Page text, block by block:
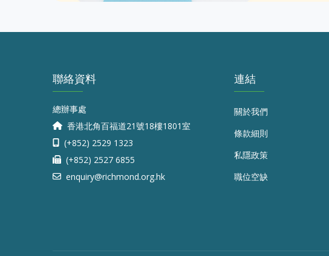
聯絡資料
總辦事處
香港北角百福道21號18樓1801室
(+852) 2529 1323
(+852) 2527 6855
enquiry@richmond.org.hk
連結
關於我們
條款細則
私隱政策
職位空缺